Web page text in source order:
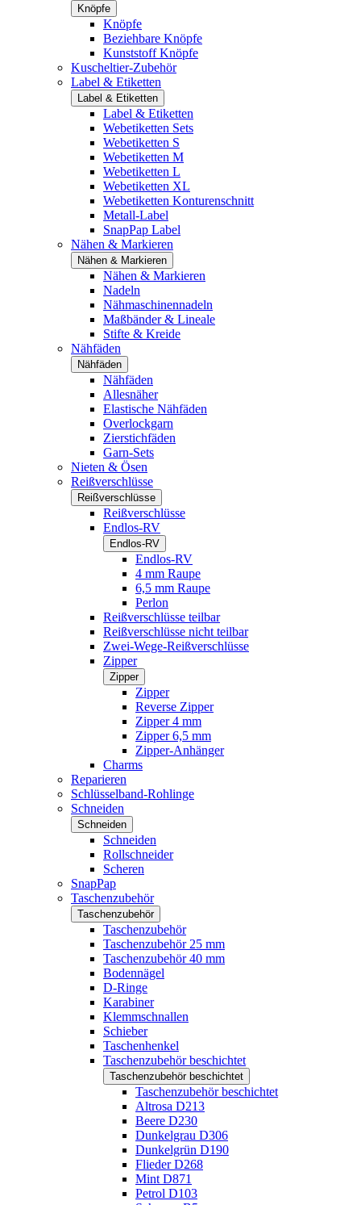
Knöpfe
Knöpfe
Beziehbare Knöpfe
Kunststoff Knöpfe
Kuscheltier-Zubehör
Label & Etiketten
Label & Etiketten
Label & Etiketten
Webetiketten Sets
Webetiketten S
Webetiketten M
Webetiketten L
Webetiketten XL
Webetiketten Konturenschnitt
Metall-Label
SnapPap Label
Nähen & Markieren
Nähen & Markieren
Nähen & Markieren
Nadeln
Nähmaschinennadeln
Maßbänder & Lineale
Stifte & Kreide
Nähfäden
Nähfäden
Nähfäden
Allesnäher
Elastische Nähfäden
Overlockgarn
Zierstichfäden
Garn-Sets
Nieten & Ösen
Reißverschlüsse
Reißverschlüsse
Reißverschlüsse
Endlos-RV
Endlos-RV
Endlos-RV
4 mm Raupe
6,5 mm Raupe
Perlon
Reißverschlüsse teilbar
Reißverschlüsse nicht teilbar
Zwei-Wege-Reißverschlüsse
Zipper
Zipper
Zipper
Reverse Zipper
Zipper 4 mm
Zipper 6,5 mm
Zipper-Anhänger
Charms
Reparieren
Schlüsselband-Rohlinge
Schneiden
Schneiden
Schneiden
Rollschneider
Scheren
SnapPap
Taschenzubehör
Taschenzubehör
Taschenzubehör
Taschenzubehör 25 mm
Taschenzubehör 40 mm
Bodennägel
D-Ringe
Karabiner
Klemmschnallen
Schieber
Taschenhenkel
Taschenzubehör beschichtet
Taschenzubehör beschichtet
Taschenzubehör beschichtet
Altrosa D213
Beere D230
Dunkelgrau D306
Dunkelgrün D190
Flieder D268
Mint D871
Petrol D103